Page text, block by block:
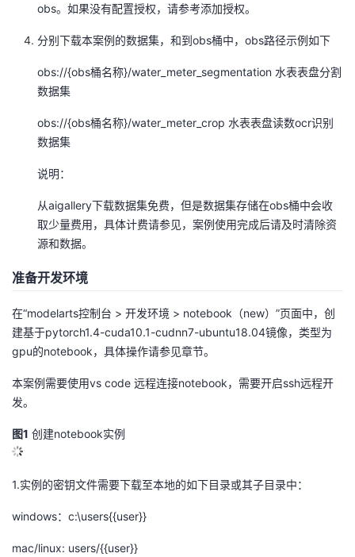
obs。如果没有配置授权，请参考添加授权。
分别下载本案例的数据集，和到obs桶中，obs路径示例如下
obs://{obs桶名称}/water_meter_segmentation 水表表盘分割
数据集
obs://{obs桶名称}/water_meter_crop 水表表盘读数ocr识别
数据集
说明：
从aigallery下载数据集免费，但是数据集存储在obs桶中会收
取少量费用，具体计费请参见，案例使用完成后请及时清除资
源和数据。
准备开发环境
在“modelarts控制台 > 开发环境 > notebook（new）”页面中，创
建基于pytorch1.4-cuda10.1-cudnn7-ubuntu18.04镜像，类型为
gpu的notebook，具体操作请参见章节。
本案例需要使用vs code 远程连接notebook，需要开启ssh远程开
发。
图1 创建notebook实例
1.实例的密钥文件需要下载至本地的如下目录或其子目录中：
windows：c:\users{{user}}
mac/linux: users/{{user}}